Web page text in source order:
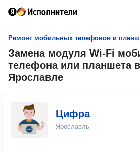
Ремонт мобильных телефонов и
Замена модуля Wi-Fi
телефона или планшета в
Ярославле
Цифра
Ярославль